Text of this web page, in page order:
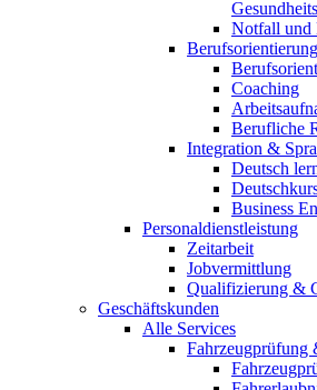
Notfall und
Coaching
Berufliche
Integration &
Deutsch
Business
Personaldienstleistung
Zeitarbeit
Jobvermittlung
Qualifizierung &
Geschäftskunden
Alle Services
Fahrzeugprüfung